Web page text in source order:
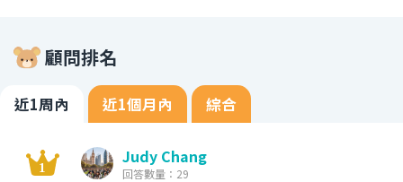
顧問排名
近1周內 近1個月內 綜合
Judy Chang
回答數量：29